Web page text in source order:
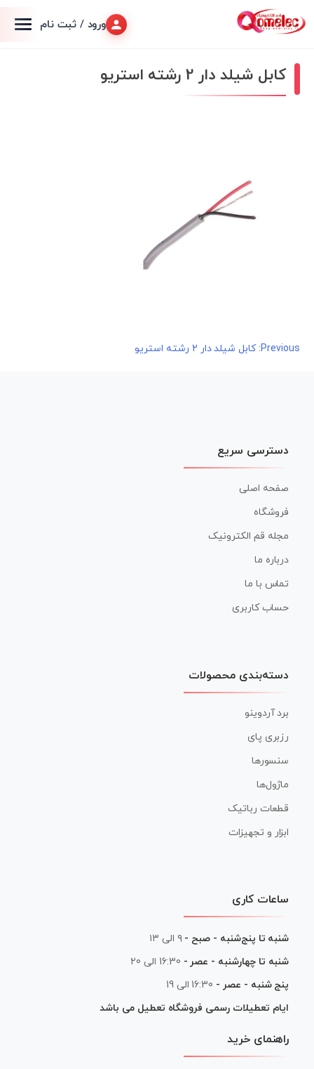
ورود / ثبت نام
کابل شیلد دار 2 رشته استریو
راهبری
Previous: کابل شیلد دار 2 رشته استریو
دسترسی سریع
صفحه اصلی
فروشگاه
مجله قم الکترونیک
درباره ما
تماس با ما
حساب کاربری
دسته‌بندی محصولات
برد آردوینو
رزبری پای
سنسورها
ماژول‌ها
قطعات رباتیک
ابزار و تجهیزات
ساعات کاری
شنبه تا پنج‌شنبه - صبح - ۹ الی ۱۳
شنبه تا چهارشنبه - عصر - 16:30 الی 20
پنج شنبه - عصر - 16:30 الی 19
ایام تعطیلات رسمی فروشگاه تعطیل می باشد
راهنمای خرید